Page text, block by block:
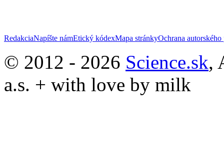
RedakciaNapíšte námEtický kódexMapa stránkyOchrana autorského
© 2012 - 2026 Science.sk,
a.s. + with love by milk